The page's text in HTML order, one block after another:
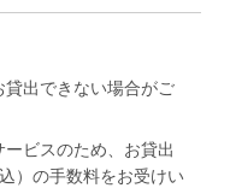
出できない場合がご
ビスのため、お貸出
）の手数料をお受けい